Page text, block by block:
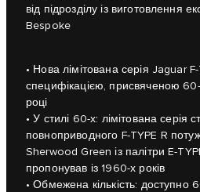
від підрозділу із виготовлення
Bespoke
• Нова лімітована серія Jaguar
специфікацією, присвяченою 60-
році
• У стилі 60-х: лімітована серія
повноприводного F-TYPE R
Sherwood Green із палітри E-
пропонував із 1960-х років
• Обмежена кількість: доступно